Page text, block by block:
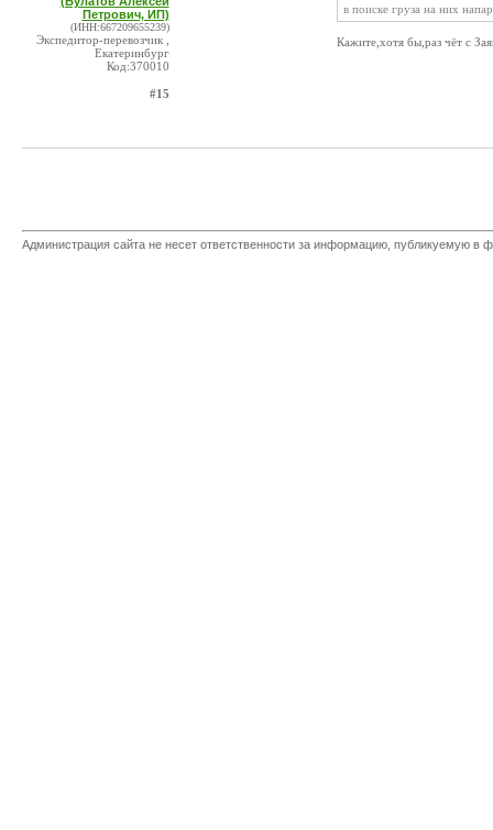
Петрович, ИП)
(ИНН:667209655239)
Экспедитор-перевозчик ,
Екатеринбург
Код:370010
#15
в поиске груза на них
Кажите,хотя бы,раз чёт с
Администрация сайта не несет ответственности за информацию, публикуемую